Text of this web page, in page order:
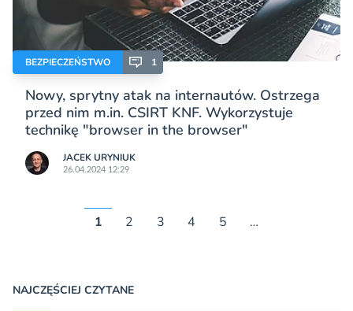
BEZPIECZEŃSTWO 1
Nowy, sprytny atak na internautów. Ostrzega
przed nim m.in. CSIRT KNF. Wykorzystuje
technikę "browser in the browser"
JACEK URYNIUK
26.04.2024 12:29
1 2 3 4 5 …
NAJCZĘŚCIEJ CZYTANE